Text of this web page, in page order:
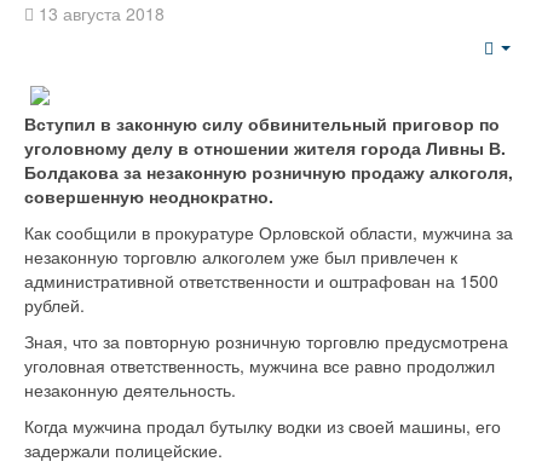
13 августа 2018
Вступил в законную силу обвинительный приговор по
уголовному делу в отношении жителя города Ливны В.
Болдакова за незаконную розничную продажу алкоголя,
совершенную неоднократно.
Как сообщили в прокуратуре Орловской области, мужчина за
незаконную торговлю алкоголем уже был привлечен к
административной ответственности и оштрафован на 1500
рублей.
Зная, что за повторную розничную торговлю предусмотрена
уголовная ответственность, мужчина все равно продолжил
незаконную деятельность.
Когда мужчина продал бутылку водки из своей машины, его
задержали полицейские.